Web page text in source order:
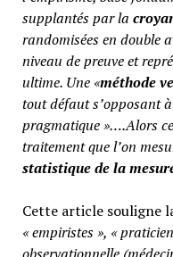
supplantés par la
randomisées en double
niveau de preuve et
ultime. Une «méthode
tout défaut s’opposant
pragmatique »….Alors
traitement que l’on
statistique de la
Cette article souligne
« empiristes », «